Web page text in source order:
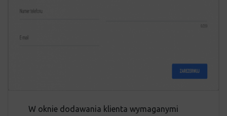
W oknie dodawania klienta wymaganymi